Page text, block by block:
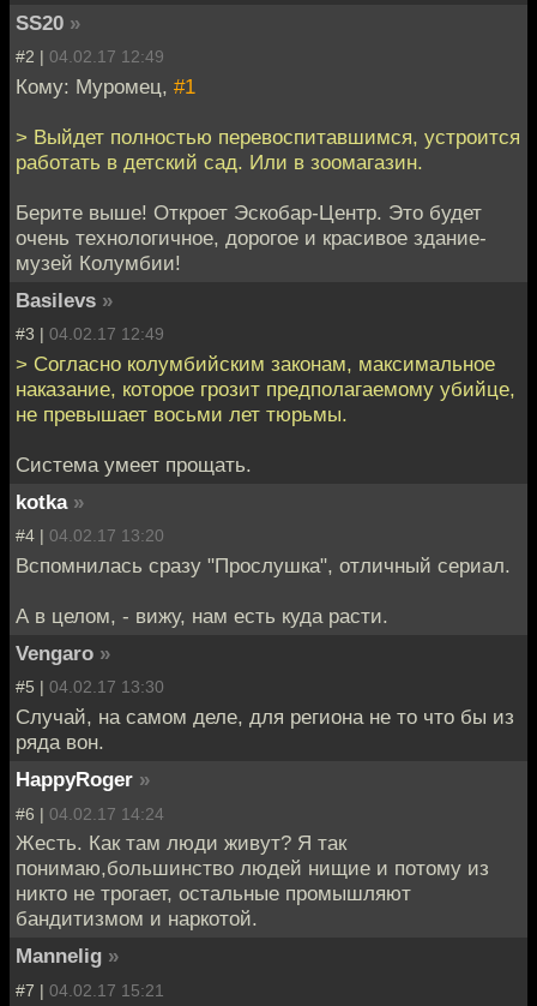
SS20 »
#2 | 04.02.17 12:49
Кому: Муромец, #1
> Выйдет полностью перевоспитавшимся, устроится
работать в детский сад. Или в зоомагазин.
Берите выше! Откроет Эскобар-Центр. Это будет
очень технологичное, дорогое и красивое здание-
музей Колумбии!
Basilevs »
#3 | 04.02.17 12:49
> Согласно колумбийским законам, максимальное
наказание, которое грозит предполагаемому убийце,
не превышает восьми лет тюрьмы.
Система умеет прощать.
kotka »
#4 | 04.02.17 13:20
Вспомнилась сразу "Прослушка", отличный сериал.
А в целом, - вижу, нам есть куда расти.
Vengaro »
#5 | 04.02.17 13:30
Случай, на самом деле, для региона не то что бы из
ряда вон.
HappyRoger »
#6 | 04.02.17 14:24
Жесть. Как там люди живут? Я так
понимаю,большинство людей нищие и потому из
никто не трогает, остальные промышляют
бандитизмом и наркотой.
Mannelig »
#7 | 04.02.17 15:21